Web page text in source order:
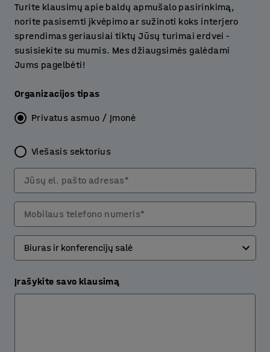
Turite klausimų apie baldų apmušalo pasirinkimą,
norite pasisemti įkvėpimo ar sužinoti koks interjero
sprendimas geriausiai tiktų Jūsų turimai erdvei -
susisiekite su mumis. Mes džiaugsimės galėdami
Jums pagelbėti!
Organizacijos tipas
Privatus asmuo / Įmonė
Viešasis sektorius
Jūsų el. pašto adresas*
Mobilaus telefono numeris*
Įrašykite savo klausimą